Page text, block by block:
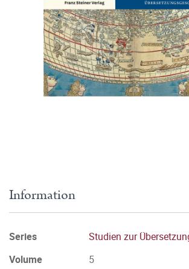
Information
Series
Studien zur
Volume
5